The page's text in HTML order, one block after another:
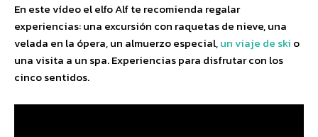
En este vídeo el elfo Alf te recomienda regalar
experiencias: una excursión con raquetas de nieve, una
velada en la ópera, un almuerzo especial,un viaje de ski o
una visita a un spa. Experiencias para disfrutar con los
cinco sentidos.